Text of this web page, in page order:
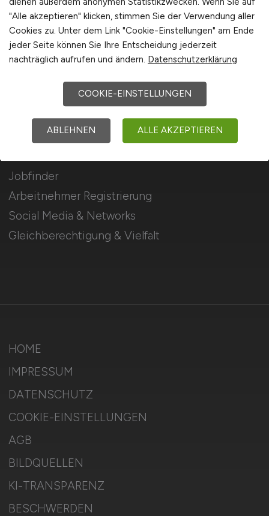
Für Arbeitnehmer
Jobfinder
Arbeitnehmer Registrierung
Social Media & Networks
Gleichberechtigung & Vielfalt
Mediadaten & Konditionen
Arbeitgeber Seite
Arbeitgeber Kontakt
Karrierenetzwerk
HOME
IMPRESSUM
DATENSCHUTZ
COOKIE-EINSTELLUNGEN
AGB
BILDQUELLEN
KI-TRANSPARENZ
BESCHWERDEN
"Alle akzeptieren" klicken, stimmen Sie der Verwendung aller
Cookies zu. Unter dem Link "Cookie-Einstellungen" am Ende
jeder Seite können Sie Ihre Entscheidung jederzeit
nachträglich aufrufen und ändern. Datenschutzerklärung
COOKIE-EINSTELLUNGEN
ABLEHNEN ALLE AKZEPTIEREN